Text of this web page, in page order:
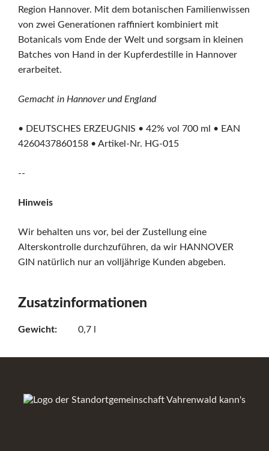
Region Hannover. Mit dem botanischen Familienwissen
von zwei Generationen raffiniert kombiniert mit
Botanicals vom Ende der Welt und sorgsam in kleinen
Batches von Hand in der Kupferdestille in Hannover
erarbeitet.
Gemacht in Hannover und England
• DEUTSCHES ERZEUGNIS • 42% vol 700 ml • EAN
4260437860158 • Artikel-Nr. HG-015
--
Hinweis
Wir behalten uns vor, bei der Zustellung eine
Alterskontrolle durchzuführen, da wir HANNOVER
GIN natürlich nur an volljährige Kunden abgeben.
Zusatzinformationen
Gewicht: 0,7 l